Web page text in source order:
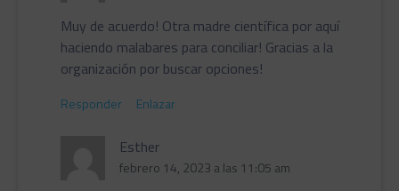
Muy de acuerdo! Otra madre científica por aquí
haciendo malabares para conciliar! Gracias a la
organización por buscar opciones!
Responder Enlazar
Esther
febrero 14, 2023 a las 11:05 am